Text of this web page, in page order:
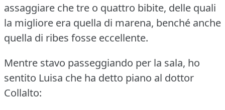
assaggiare che tre o quattro bibite, delle quali
la migliore era quella di marena, benché anche
quella di ribes fosse eccellente.
Mentre stavo passeggiando per la sala, ho
sentito Luisa che ha detto piano al dottor
Collalto: